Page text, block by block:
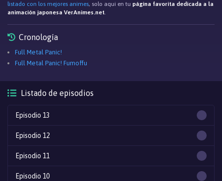
listado con los mejores animes, solo aqui en tu página favorita dedicada a la
animación japonesa VerAnimes.net.
Cronología
Full Metal Panic!
Full Metal Panic! Fumoffu
Listado de episodios
Episodio 13
Episodio 12
Episodio 11
Episodio 10